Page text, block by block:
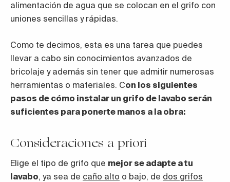
alimentación de agua que se colocan en el grifo con
uniones sencillas y rápidas.
Como te decimos, esta es una tarea que puedes
llevar a cabo sin conocimientos avanzados de
bricolaje y además sin tener que admitir numerosas
herramientas o materiales. Con los siguientes
pasos de cómo instalar un grifo de lavabo serán
suficientes para ponerte manos a la obra:
Consideraciones a priori
Elige el tipo de grifo que mejor se adapte a tu
lavabo, ya sea de caño alto o bajo, de dos grifos